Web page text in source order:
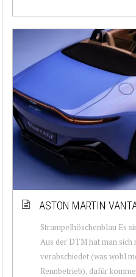
ASTON MARTIN
Strampelhöschenblau Es
Aus der DTM hat man sich
verabschiedet (was wohl
Rennbetrieb), dafür